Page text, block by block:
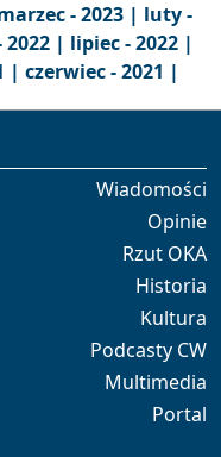
- 2023 | luty -
| lipiec - 2022 |
| czerwiec - 2021 |
Wiadomości
Opinie
Rzut OKA
Historia
Kultura
Podcasty CW
Multimedia
Portal